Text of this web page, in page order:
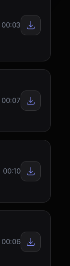
00:03
00:07
00:10
00:06